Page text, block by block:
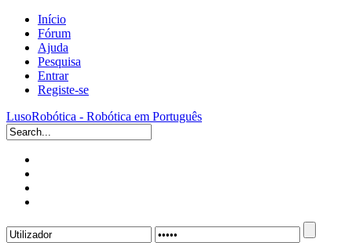
Início
Fórum
Ajuda
Pesquisa
Entrar
Registe-se
LusoRobótica - Robótica em Português